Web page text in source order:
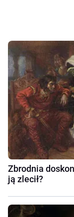
Zbrodnia
ją zlecił?